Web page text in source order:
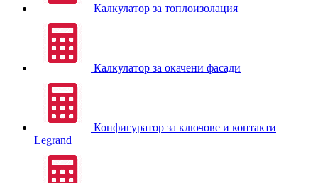
Калкулатор за топлоизолация
Калкулатор за окачени фасади
Конфигуратор за ключове и контакти
Legrand